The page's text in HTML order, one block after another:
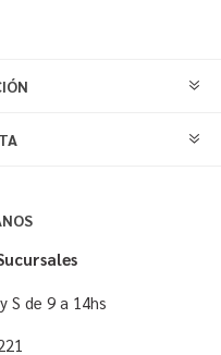
S de 9 a 14hs